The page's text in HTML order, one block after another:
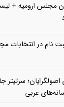
مجلس ارومیه +
نام در انتخابات
اصولگرایان؛ سرتیتر
عربی